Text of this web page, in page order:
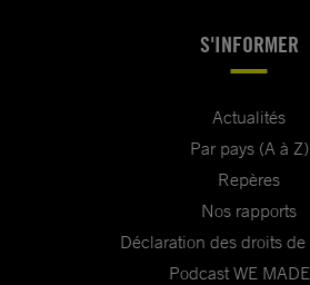
S'INFORMER
Actualités
Par pays (A à Z)
Repères
Nos rapports
Déclaration des droits
Podcast WE